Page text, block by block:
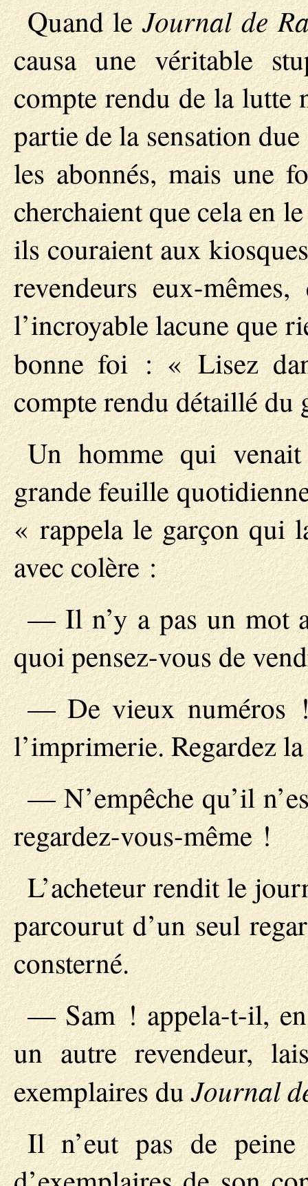
Quand leJournal de
causa une véritable
compte rendu de la lutte
partie de la sensation
les abonnés, mais une
cherchaient que cela en
ils couraient aux
revendeurs eux-
l’incroyable lacune que
bonne foi : « Lisez
compte rendu détaillé du
Un homme qui
grande feuille
« rappela le garçon qui
avec colère :
— Il n’y a pas un mot
quoi pensez-vous de
— De vieux numéros
l’imprimerie. Regardez
— N’empêche qu’il
regardez-vous-même !
L’acheteur rendit le
parcourut d’un seul
consterné.
— Sam ! appela-t-il, en
un autre revendeur,
exemplaires duJournal
Il n’eut pas de